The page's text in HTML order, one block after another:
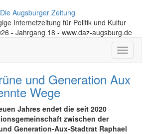
Die Augsburger Zeitung
Internetzeitung für Politik und Kultur
- Jahrgang 18 - www.daz-augsburg.de
Toggle
und Generation Aux
Wege
Jahres endet die seit 2020
zwischen der
Generation-Aux-Stadtrat Raphael